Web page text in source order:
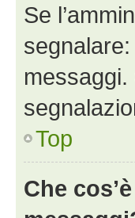
Se
Top
Che